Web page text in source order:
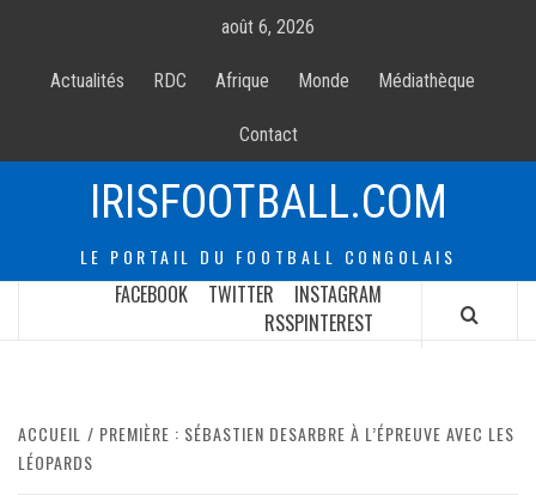
contenur
août 6, 2026
Actualités RDC Afrique Monde Médiathèque
Contact
IRISFOOTBALL.COM
LE PORTAIL DU FOOTBALL CONGOLAIS
FACEBOOK
TWITTER
RSS
INSTAGRAM
PINTEREST
ACCUEIL
PREMIÈRE : SÉBASTIEN DESARBRE À L’ÉPREUVE AVEC LES
LÉOPARDS